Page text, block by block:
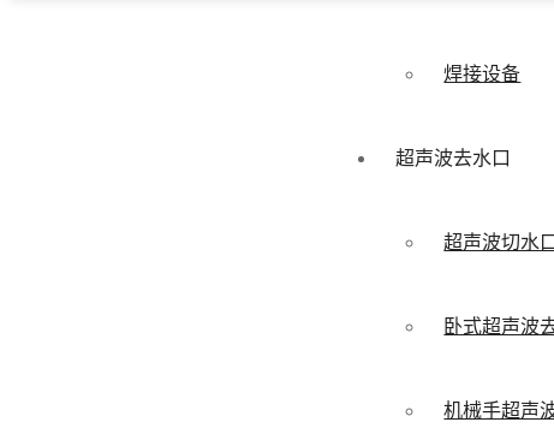
焊接设备
超声波去水口
超声波切水
卧式超声波
机械手超声